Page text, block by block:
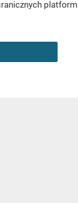
platform